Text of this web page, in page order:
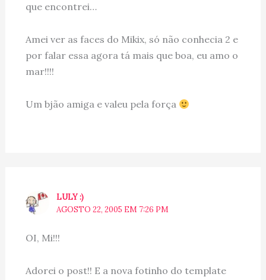
que encontrei…
Amei ver as faces do Mikix, só não conhecia 2 e
por falar essa agora tá mais que boa, eu amo o
mar!!!!
Um bjão amiga e valeu pela força
LULY :)
AGOSTO 22, 2005 EM 7:26 PM
OI, Mi!!!
Adorei o post!! E a nova fotinho do template